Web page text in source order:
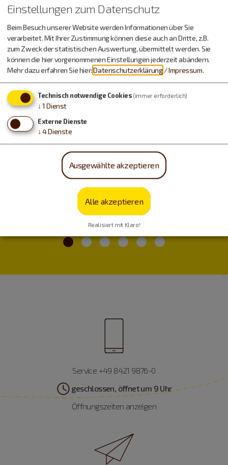
Freizeitspaß
Service +49 8421 9876-0
geschlossen, öffnet um 9 Uhr
Öffnungszeiten anzeigen
Einstellungen zum Datenschutz
Beim Besuch unserer Website werden Informationen über Sie
verarbeitet. Mit Ihrer Zustimmung können diese auch an Dritte, z.B.
zum Zweck der statistischen Auswertung, übermittelt werden. Sie
können die hier vorgenommenen Einstellungen jederzeit abändern.
Mehr dazu erfahren Sie hier:Datenschutzerklärung /Impressum.
Technisch notwendige Cookies (immer erforderlich)
↓ 1 Dienst
Externe Dienste
↓ 4Dienste
Ausgewählte akzeptieren
Alle akzeptieren
Realisiert mit Klaro!